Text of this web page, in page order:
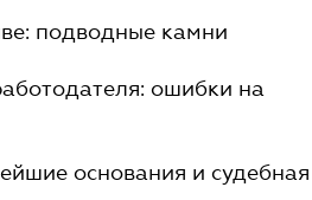
подводные камни
ошибки на
основания и судебная